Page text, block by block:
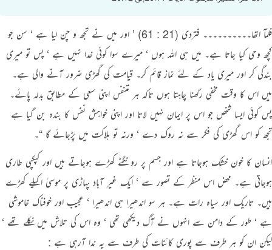
فلمآ اتھا۔۔۔۔۔۔۔۔۔۔ فتردی (21 : 61) ’ اور میں نے تجھ و چن لیا ہے ‘ سن جو
کچھ وحی کیا جاتا ہے۔ میں ہی اللہ ہوں ‘ میرے سوا کوئی خدا نہیں ہے ‘ پس تو میری
بندگی کر اور میری یاد کے لئے نماز قائم کر۔ قیامت کی گھڑی ضرور آنے والی ہے۔
میں اس کا وقت مخفی رکھنا چاہتا ہوں تاکہ ہر متنفس اپنی سعی کے مطابق بدلہ پائے۔
پس کوئی ایسا شخص جو اس پر ایمان نہیں لاتا اور اپنی خواہش نفس کا بندہ بن گیا ہے
تجھ کو اس گھڑی کی فکر سے نہ روک دے ‘ ورنہ تو ہلاکت میں پڑجائے گا “۔
انسان کا خون خشک ہوجاتا ہے اور جسم پر رونگٹے کھڑے ہوجاتے ہیں اور کپکپی طاری
ہوجاتی ہے۔ محض اس منظر کے تصور سے ‘ ایک غیر آباد پہاڑی پر موسیٰ اکیلے کھڑے
ہیں۔ تاریک اور سیاہ رات ہے۔ ہر سو اندھیرا ہی اندھیرا ‘ عجیب اور خوفناک خاموشی
ہے ‘ طور کے دامن سے انہوں نے آگ دیکھی تھی ‘ وہ اس کی تلاش میں نکلے تھے ‘
لیکن ان کو ہر طرف سے پوری کائنات کی طرف سے یہ ندا آرہی ہے :